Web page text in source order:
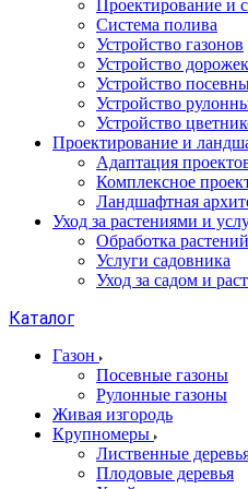
Проектирование и
Система полива
Устройство газонов
Устройство дорожек
Устройство
Устройство
Устройство
Проектирование и
Адаптация
Комплексное
Ландшафтная
Уход за растениями и
Обработка растений
Услуги садовника
Уход за садом и
Каталог
Газон
Посевные газоны
Рулонные газоны
Живая изгородь
Крупномеры
Лиственные
Плодовые деревья